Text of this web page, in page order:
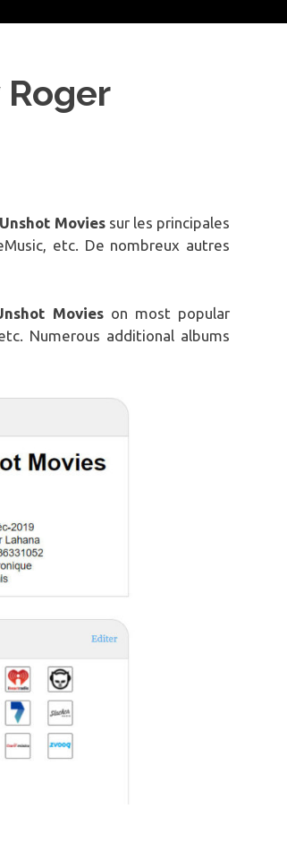
Moviessur les principales
etc. De nombreux autres
Movieson most popular
Numerous additional albums